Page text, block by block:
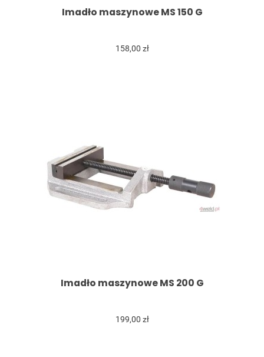
Imadło maszynowe MS 150 G
158,00 zł
Imadło maszynowe MS 200 G
199,00 zł